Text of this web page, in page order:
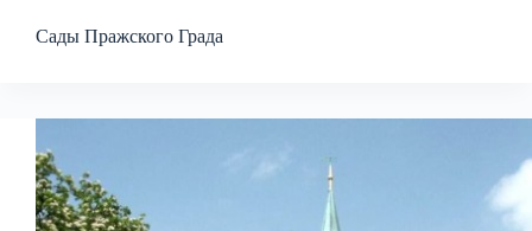
Сады Пражского Града